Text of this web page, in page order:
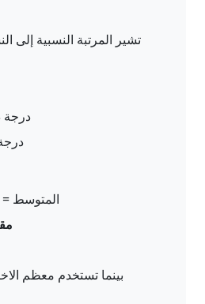
تشير المرتبة النسبية
درجة ذكاء 115 تتوافق مع النسبة
درجة ذكاء 85 تتوافق مع
المتوسط = 100، الانحراف المعياري = 15
بينما تستخدم معظم